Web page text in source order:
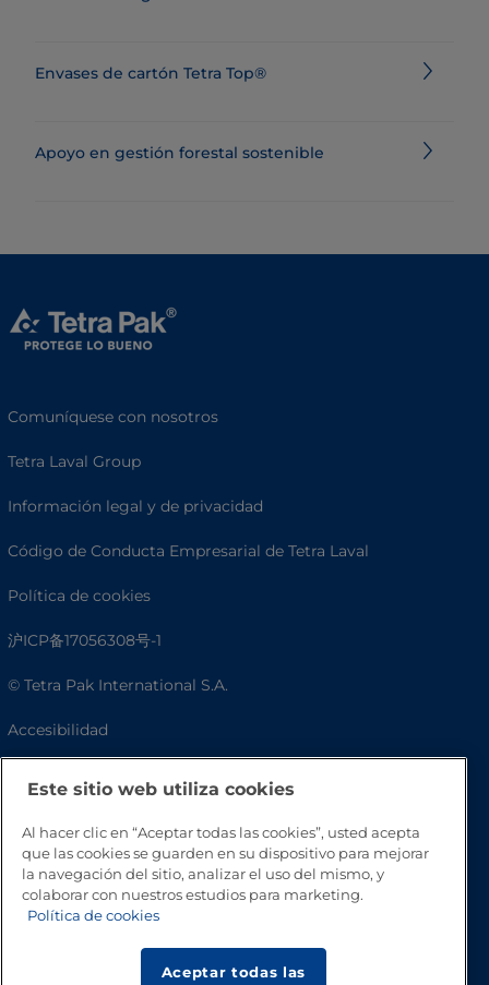
Envases de cartón Tetra Top®
Apoyo en gestión forestal sostenible
Comuníquese con nosotros
Tetra Laval Group
Información legal y de privacidad
Código de Conducta Empresarial de Tetra Laval
Política de cookies
沪ICP备17056308号-1
© Tetra Pak International S.A.
Accesibilidad
Este sitio web utiliza cookies
Al hacer clic en “Aceptar todas las cookies”, usted acepta
que las cookies se guarden en su dispositivo para mejorar
la navegación del sitio, analizar el uso del mismo, y
colaborar con nuestros estudios para marketing.
Política de cookies
Aceptar todas las